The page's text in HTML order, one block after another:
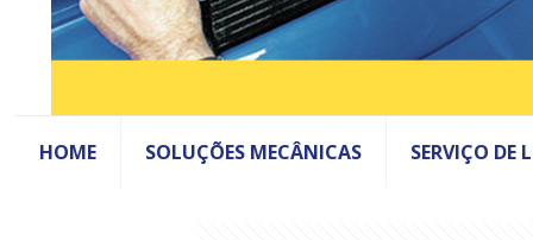
HOME SOLUÇÕES MECÂNICAS SERVIÇO DE